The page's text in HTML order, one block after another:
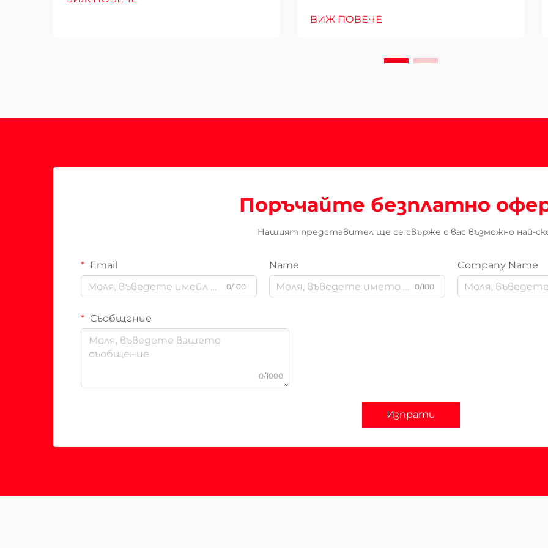
ВИЖ ПОВЕЧЕ
Поръчайте безплатно
Нашият представител ще се свърже с вас възможно най-
Email
0/100
Name
0/100
Company Name
Съобщение
0/1000
Изпрати